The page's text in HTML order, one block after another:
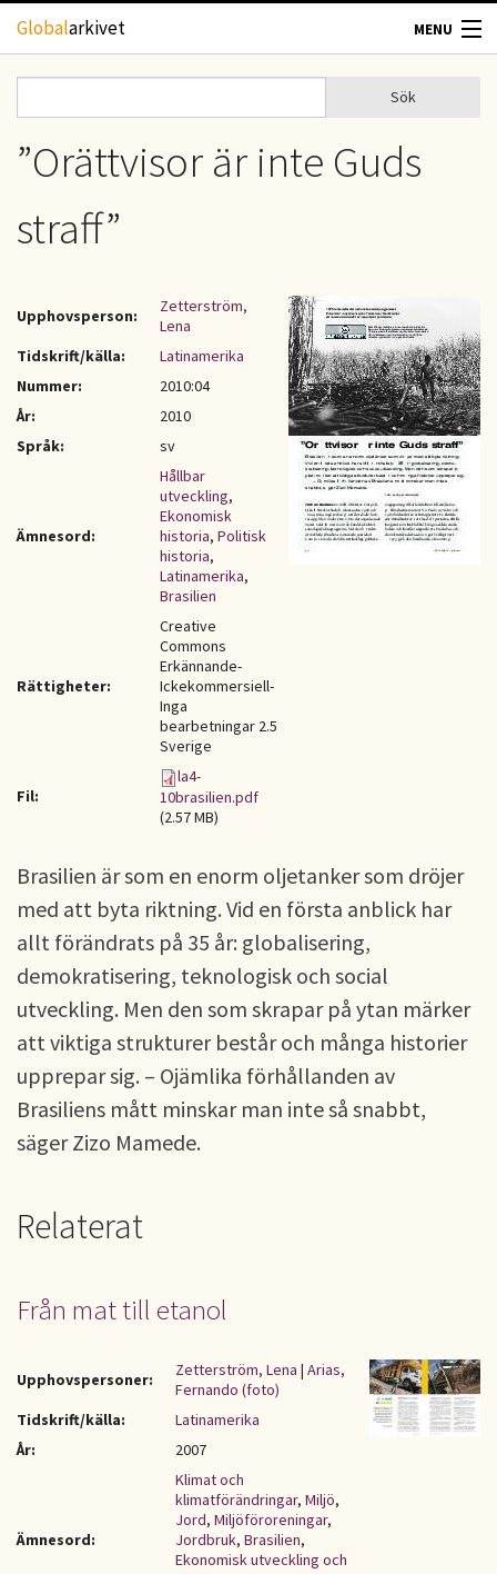
Hoppa till huvudinnehåll
Globalarkivet MENU
TIDSKRIFTER
GEOGRAFI
OM OSS
KONTAKT
Sökformulär
Sök
”Orättvisor är inte Guds
straff”
Upphovsperson:
Zetterström,
Lena
Tidskrift/källa:
Latinamerika
Nummer:
2010:04
År:
2010
Språk:
sv
Ämnesord:
Hållbar
utveckling,
Ekonomisk
historia, Politisk
historia,
Latinamerika,
Brasilien
Rättigheter:
Creative
Commons
Erkännande-
Ickekommersiell-
Inga
bearbetningar 2.5
Sverige
Fil:
la4-
10brasilien.pdf
(2.57 MB)
Brasilien är som en enorm oljetanker som dröjer
med att byta riktning. Vid en första anblick har
allt förändrats på 35 år: globalisering,
demokratisering, teknologisk och social
utveckling. Men den som skrapar på ytan märker
att viktiga strukturer består och många historier
upprepar sig. – Ojämlika förhållanden av
Brasiliens mått minskar man inte så snabbt,
säger Zizo Mamede.
Relaterat
Från mat till etanol
Upphovspersoner: Zetterström, Lena | Arias,
Fernando (foto)
Tidskrift/källa:
Latinamerika
År:
2007
Ämnesord:
Klimat och
klimatförändringar, Miljö,
Jord, Miljöföroreningar,
Jordbruk, Brasilien,
Ekonomisk utveckling och